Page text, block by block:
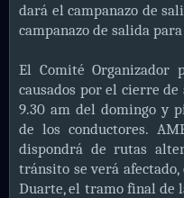
dará el campanazo de
campanazo de salida
El Comité Organizador
causados por el cierre
9.30 am del domingo y
de los conductores.
dispondrá de rutas
tránsito se verá
Duarte, el tramo final de